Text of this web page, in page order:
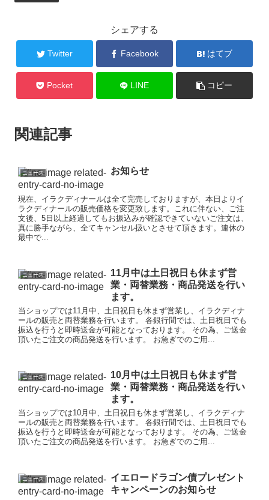
シェアする
Twitter Facebook はてブ
Pocket LINE コピー
関連記事
ニュース お知らせ
現在、イラクディナールは全て完売しておりますが、本日よりイ
ラクディナールの販売価格を変更致します。これに伴ない、ご注
文後、5日以上経過してもお振込みが確認できていないご注文は、
真に勝手ながら、全てキャンセル扱いとさせて頂きます。連休の
最中で...
ニュース
11月中は土日祝日も休まず営
業・両替業務・商品発送を行い
ます。
当ショップでは11月中、土日祝日も休まず営業し、イラクディナ
ールの販売と両替業務を行います。 各銀行間では、土日祝日でも
振込を行うと即時送金が可能となっております。 その為、ご送金
頂いたご注文の商品発送を行います。 お急ぎでのご用...
ニュース
10月中は土日祝日も休まず営
業・両替業務・商品発送を行い
ます。
当ショップでは10月中、土日祝日も休まず営業し、イラクディナ
ールの販売と両替業務を行います。 各銀行間では、土日祝日でも
振込を行うと即時送金が可能となっております。 その為、ご送金
頂いたご注文の商品発送を行います。 お急ぎでのご用...
ニュース
イエロードラゴン債プレゼント
キャンペーンのお知らせ